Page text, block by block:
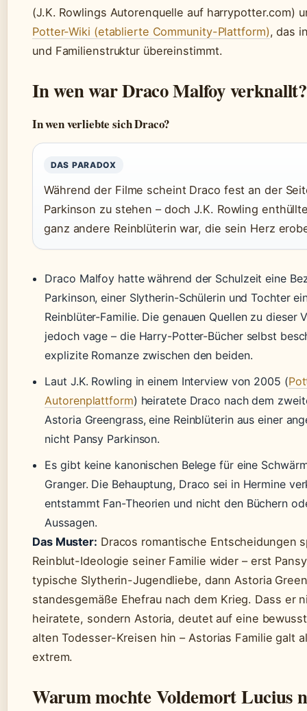
(J.K. Rowlings Autorenquelle auf harrypotter.com)
Potter-Wiki (etablierte Community-Plattform), das
und Familienstruktur übereinstimmt.
In wen war Draco Malfoy verknallt?
In wen verliebte sich Draco?
DAS PARADOX
Während der Filme scheint Draco fest an der
Parkinson zu stehen – doch J.K. Rowling
ganz andere Reinblüterin war, die sein Herz
Draco Malfoy hatte während der Schulzeit eine
Parkinson, einer Slytherin-Schülerin und Tochter
Reinblüter-Familie. Die genauen Quellen zu dieser
jedoch vage – die Harry-Potter-Bücher selbst
explizite Romanze zwischen den beiden.
Laut J.K. Rowling in einem Interview von 2005 (
Autorenplattform) heiratete Draco nach dem
Astoria Greengrass, eine Reinblüterin aus einer
nicht Pansy Parkinson.
Es gibt keine kanonischen Belege für eine
Granger. Die Behauptung, Draco sei in Hermine
entstammt Fan-Theorien und nicht den Büchern
Aussagen.
Das Muster: Dracos romantische Entscheidungen
Reinblut-Ideologie seiner Familie wider – erst
typische Slytherin-Jugendliebe, dann Astoria
standesgemäße Ehefrau nach dem Krieg. Dass er
heiratete, sondern Astoria, deutet auf eine
alten Todesser-Kreisen hin – Astorias Familie galt
extrem.
Warum mochte Voldemort Lucius